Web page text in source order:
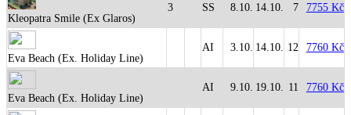
Kleopatra Smile (Ex Glaros)
3 SS 8.10. 14.10. 7 7755 Kč
Eva Beach (Ex. Holiday Line)
AI 3.10. 14.10. 12 7760 Kč
Eva Beach (Ex. Holiday Line)
AI 9.10. 19.10. 11 7760 Kč